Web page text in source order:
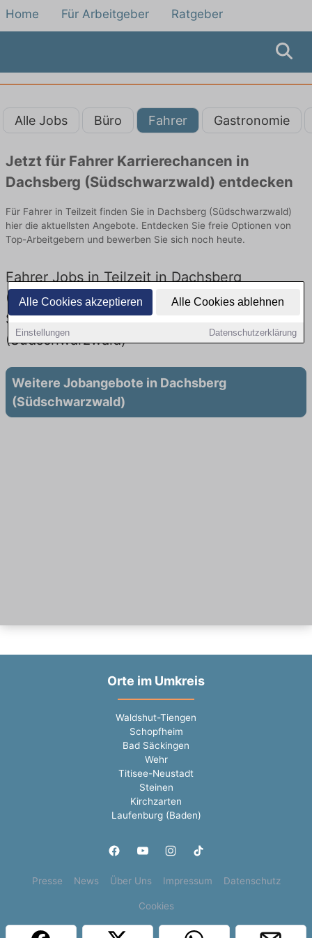
Alle Cookies akzeptieren Alle Cookies ablehnen
Einstellungen Datenschutzerklärung
Home Für Arbeitgeber Ratgeber
Alle Jobs Büro Fahrer Gastronomie
Jetzt für Fahrer Karrierechancen in
Dachsberg (Südschwarzwald) entdecken
Für Fahrer in Teilzeit finden Sie in Dachsberg (Südschwarzwald)
hier die aktuellsten Angebote. Entdecken Sie freie Optionen von
Top-Arbeitgebern und bewerben Sie sich noch heute.
Fahrer Jobs in Teilzeit in Dachsberg
(Südschwarzwald): Aktuell gibt es keine
Stellenangebote für Fahrer in Dachsberg
(Südschwarzwald)
Weitere Jobangebote in Dachsberg
(Südschwarzwald)
Orte im Umkreis
Waldshut-Tiengen
Schopfheim
Bad Säckingen
Wehr
Titisee-Neustadt
Steinen
Kirchzarten
Laufenburg (Baden)
Presse News Über Uns Impressum Datenschutz
Cookies